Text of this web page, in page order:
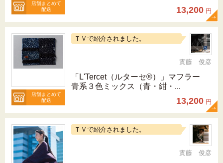
店舗まとめて
配送
13,200 円
店舗まとめて
配送
ＴＶで紹介されました。
實藤 俊彦
「L'Tercet（ルターセ®）」マフラー
青系３色ミックス（青・紺・...
13,200 円
ＴＶで紹介されました。
實藤 俊彦